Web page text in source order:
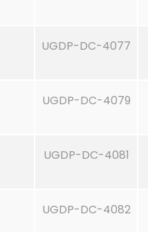
UGDP-DC-4077
UGDP-DC-4079
UGDP-DC-4081
UGDP-DC-4082